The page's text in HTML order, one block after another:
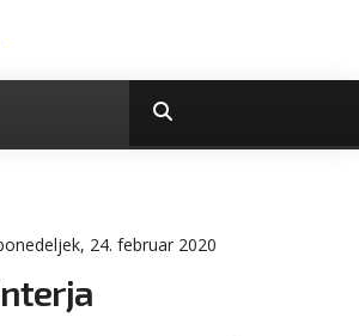
24. februar 2020